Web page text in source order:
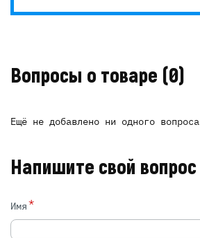
Вопросы о товаре (0)
Ещё не добавлено ни одного вопроса
Напишите свой вопрос
Имя*